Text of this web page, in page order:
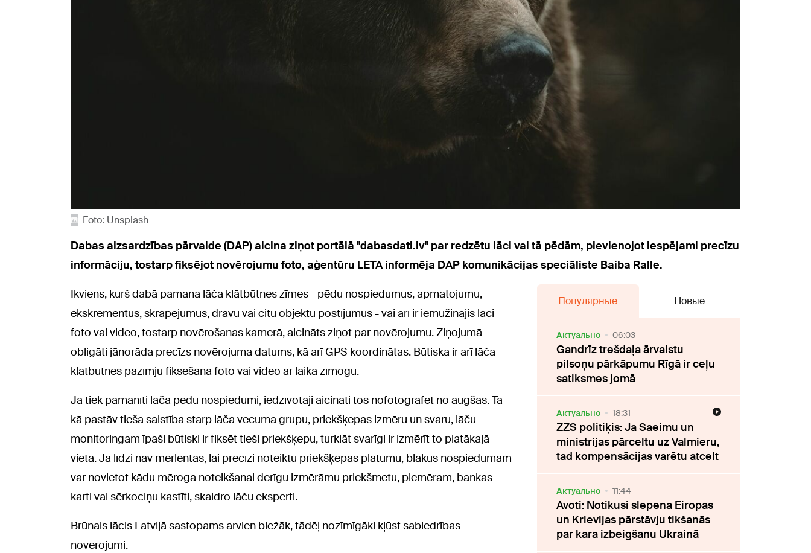
Foto: Unsplash
Dabas aizsardzības pārvalde (DAP) aicina ziņot portālā "dabasdati.lv" par redzētu lāci vai tā pēdām, pievienojot iespējami precīzu
informāciju, tostarp fiksējot novērojumu foto, aģentūru LETA informēja DAP komunikācijas speciāliste Baiba Ralle.
Ikviens, kurš dabā pamana lāča klātbūtnes zīmes - pēdu nospiedumus, apmatojumu,
ekskrementus, skrāpējumus, dravu vai citu objektu postījumus - vai arī ir iemūžinājis lāci
foto vai video, tostarp novērošanas kamerā, aicināts ziņot par novērojumu. Ziņojumā
obligāti jānorāda precīzs novērojuma datums, kā arī GPS koordinātas. Būtiska ir arī lāča
klātbūtnes pazīmju fiksēšana foto vai video ar laika zīmogu.
Ja tiek pamanīti lāča pēdu nospiedumi, iedzīvotāji aicināti tos nofotografēt no augšas. Tā
kā pastāv tieša saistība starp lāča vecuma grupu, priekšķepas izmēru un svaru, lāču
monitoringam īpaši būtiski ir fiksēt tieši priekšķepu, turklāt svarīgi ir izmērīt to platākajā
vietā. Ja līdzi nav mērlentas, lai precīzi noteiktu priekšķepas platumu, blakus nospiedumam
var novietot kādu mēroga noteikšanai derīgu izmērāmu priekšmetu, piemēram, bankas
karti vai sērkociņu kastīti, skaidro lāču eksperti.
Brūnais lācis Latvijā sastopams arvien biežāk, tādēļ nozīmīgāki kļūst sabiedrības
novērojumi.
Популярные Новые
Актуально 06:03
Gandrīz trešdaļa ārvalstu
pilsoņu pārkāpumu Rīgā ir ceļu
satiksmes jomā
Актуально 18:31
ZZS politiķis: Ja Saeimu un
ministrijas pārceltu uz Valmieru,
tad kompensācijas varētu atcelt
Актуально 11:44
Avoti: Notikusi slepena Eiropas
un Krievijas pārstāvju tikšanās
par kara izbeigšanu Ukrainā